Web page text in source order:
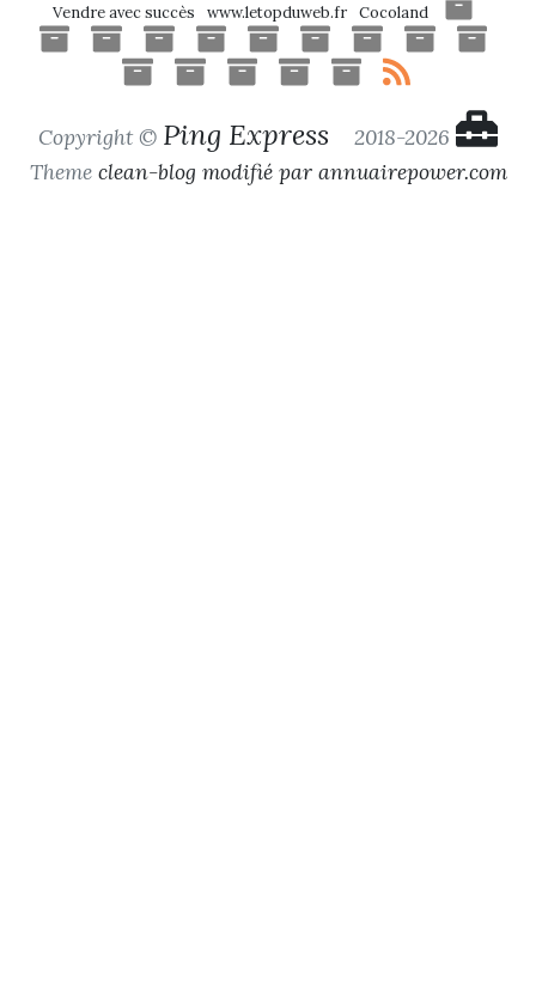
Vendre avec succès
www.letopduweb.fr Cocoland
Copyright © Ping Express
2018-2026
Theme clean-blog modifié par annuairepower.com